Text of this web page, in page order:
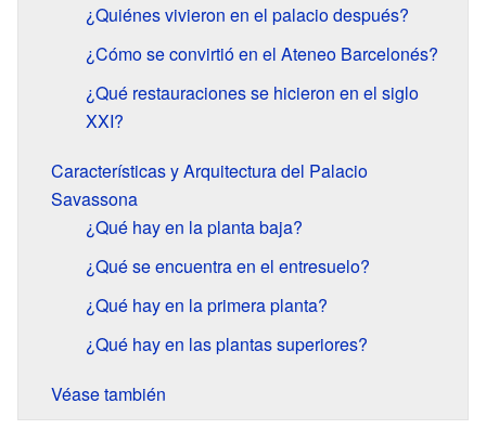
¿Quiénes vivieron en el palacio después?
¿Cómo se convirtió en el Ateneo Barcelonés?
¿Qué restauraciones se hicieron en el siglo
XXI?
Características y Arquitectura del Palacio
Savassona
¿Qué hay en la planta baja?
¿Qué se encuentra en el entresuelo?
¿Qué hay en la primera planta?
¿Qué hay en las plantas superiores?
Véase también